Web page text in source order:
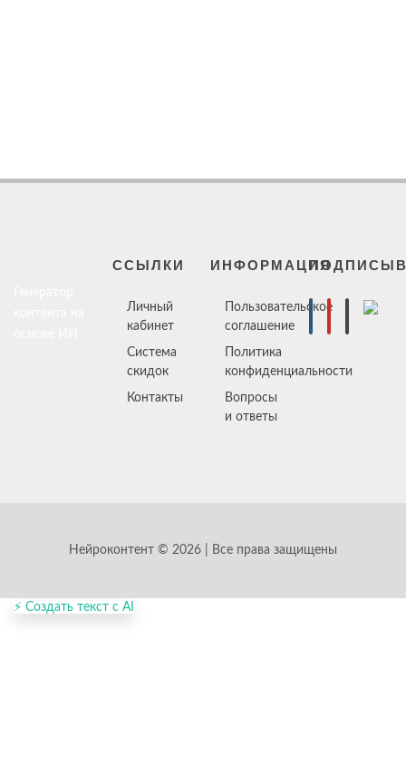
ССЫЛКИ
Личный
кабинет
Система
скидок
Контакты
ИНФОРМАЦИЯ
Пользовательское
соглашение
Политика
конфиденциальности
Вопросы
и ответы
Нейроконтент © 2026 | Все права защищены
⚡ Создать текст с AI